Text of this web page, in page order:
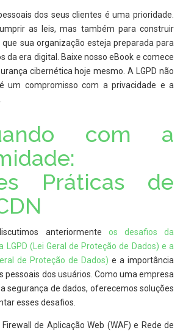
dos seus clientes é uma prioridade.
as leis, mas também para construir
sua organização esteja preparada para
da era digital. Baixe nosso eBook e comece
cibernética hoje mesmo. A LGPD não
um compromisso com a privacidade e a
com a
Práticas de
anteriormente os desafios da
(Lei Geral de Proteção de Dados) e a
de Proteção de Dados) e a importância
pessoais dos usuários. Como uma empresa
segurança de dados, oferecemos soluções
esses desafios.
de Aplicação Web (WAF) e Rede de